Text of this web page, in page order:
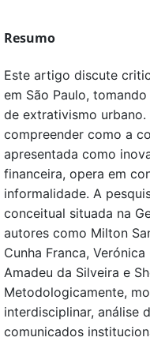
Resumo
Este artigo discute
em São Paulo,
de extrativismo
compreender como a
apresentada como
financeira, opera em
informalidade. A
conceitual situada na
autores como Milton
Cunha Franca,
Amadeu da Silveira e
Metodologicamente,
interdisciplinar, análise
comunicados